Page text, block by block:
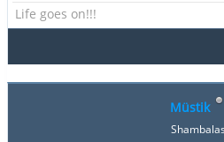
Life goes on!!!
Müstik
Shambalas